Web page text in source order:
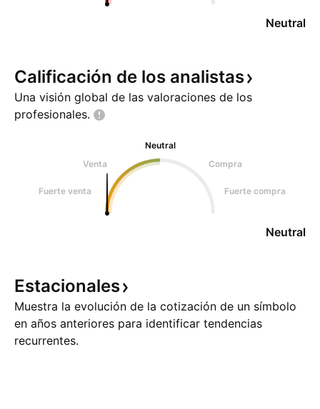
Neutral
Calificación de los analistas
Una visión global de las valoraciones de los
profesionales.
Neutral
Venta
Compra
Fuerte venta Fuerte compra
Neutral
Estacionales
Muestra la evolución de la cotización de un símbolo
en años anteriores para identificar tendencias
recurrentes.